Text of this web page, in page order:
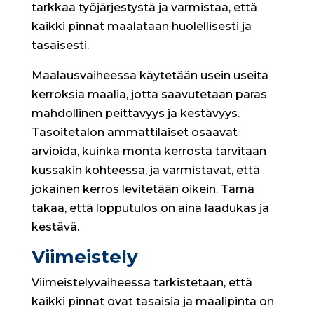
tarkkaa työjärjestystä ja varmistaa, että
kaikki pinnat maalataan huolellisesti ja
tasaisesti.
Maalausvaiheessa käytetään usein useita
kerroksia maalia, jotta saavutetaan paras
mahdollinen peittävyys ja kestävyys.
Tasoitetalon ammattilaiset osaavat
arvioida, kuinka monta kerrosta tarvitaan
kussakin kohteessa, ja varmistavat, että
jokainen kerros levitetään oikein. Tämä
takaa, että lopputulos on aina laadukas ja
kestävä.
Viimeistely
Viimeistelyvaiheessa tarkistetaan, että
kaikki pinnat ovat tasaisia ja maalipinta on